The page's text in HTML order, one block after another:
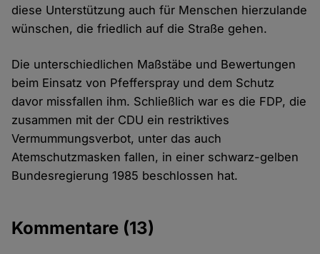
diese Unterstützung auch für Menschen hierzulande
wünschen, die friedlich auf die Straße gehen.
Die unterschiedlichen Maßstäbe und Bewertungen
beim Einsatz von Pfefferspray und dem Schutz
davor missfallen ihm. Schließlich war es die FDP, die
zusammen mit der CDU ein restriktives
Vermummungsverbot, unter das auch
Atemschutzmasken fallen, in einer schwarz-gelben
Bundesregierung 1985 beschlossen hat.
Kommentare (13)